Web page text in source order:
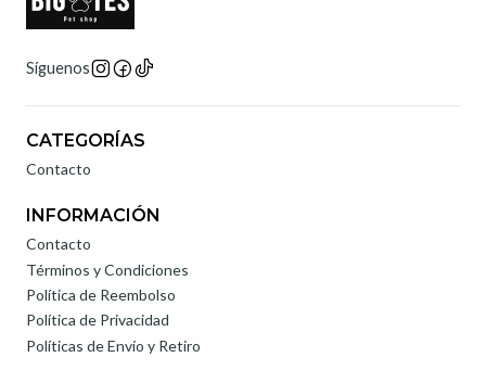
Síguenos
CATEGORÍAS
Contacto
INFORMACIÓN
Contacto
Términos y Condiciones
Política de Reembolso
Política de Privacidad
Políticas de Envío y Retiro